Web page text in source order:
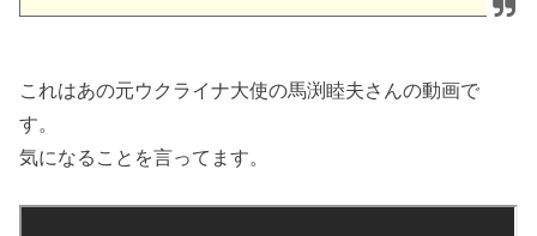
これはあの元ウクライナ大使の馬渕睦夫さんの動画で
す。
気になることを言ってます。